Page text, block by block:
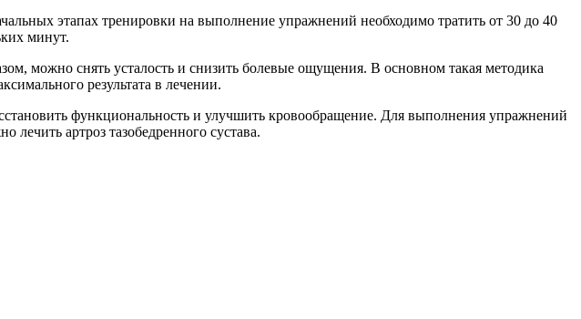
этапах тренировки на выполнение упражнений необходимо тратить от 30 до 40
минут.
можно снять усталость и снизить болевые ощущения. В основном такая методика
результата в лечении.
функциональность и улучшить кровообращение. Для выполнения упражнений
артроз тазобедренного сустава.